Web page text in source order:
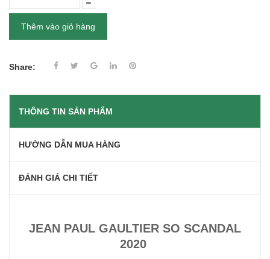
Thêm vào giỏ hàng
Share:
THÔNG TIN SẢN PHẨM
HƯỚNG DẪN MUA HÀNG
ĐÁNH GIÁ CHI TIẾT
JEAN PAUL GAULTIER SO SCANDAL
2020